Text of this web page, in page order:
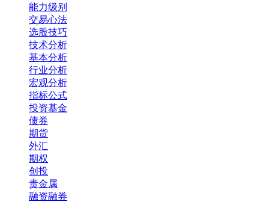
能力级别
交易心法
选股技巧
技术分析
基本分析
行业分析
宏观分析
指标公式
投资基金
债券
期货
外汇
期权
创投
贵金属
融资融券